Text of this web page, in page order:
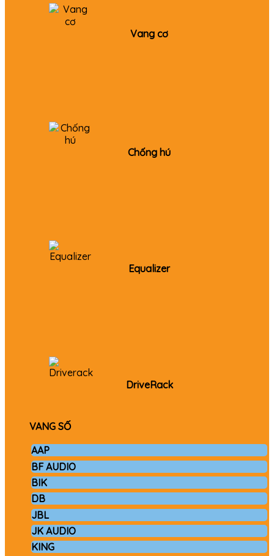
Vang cơ
Chống hú
Equalizer
DriveRack
VANG SỐ
AAP
BF AUDIO
BIK
DB
JBL
JK AUDIO
KING